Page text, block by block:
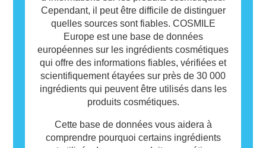
Cependant, il peut être difficile de distinguer
quelles sources sont fiables. COSMILE
Europe est une base de données
européennes sur les ingrédients cosmétiques
qui offre des informations fiables, vérifiées et
scientifiquement étayées sur près de 30 000
ingrédients qui peuvent être utilisés dans les
produits cosmétiques.
Cette base de données vous aidera à
comprendre pourquoi certains ingrédients